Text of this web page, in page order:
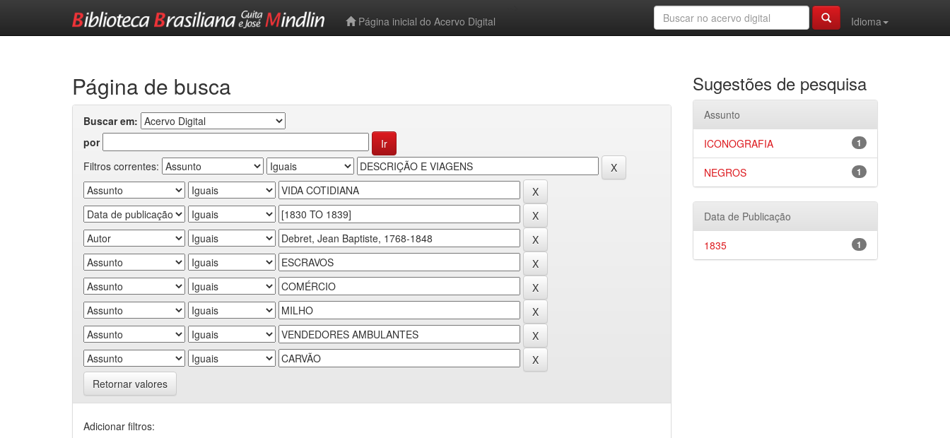
Página inicial do Acervo Digital
Idioma
Página de busca
Buscar em:
por
Filtros correntes:
Retornar valores
Adicionar filtros:
Sugestões de pesquisa
Assunto
1
ICONOGRAFIA
1
NEGROS
Data de Publicação
1
1835